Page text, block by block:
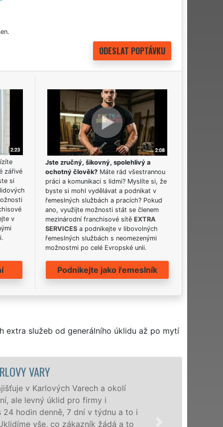
zářivé
si
v
Jste zručný, šikovný, spolehlivý a
ochotný člověk? Máte rád všestrannou
práci a komunikaci s lidmi? Myslíte si, že
byste si mohl vydělávat a podnikat v
řemeslných službách a pracích? Pokud
ano, využijte možnosti stát se členem
mezinárodní franchisové sítěEXTRA
SERVICES a podnikejte v libovolných
řemeslných službách s neomezenými
možnostmi po celé Evropské unii.
Podnikejte jako řemeslník
extra služeb od generálního úklidu až po mytí